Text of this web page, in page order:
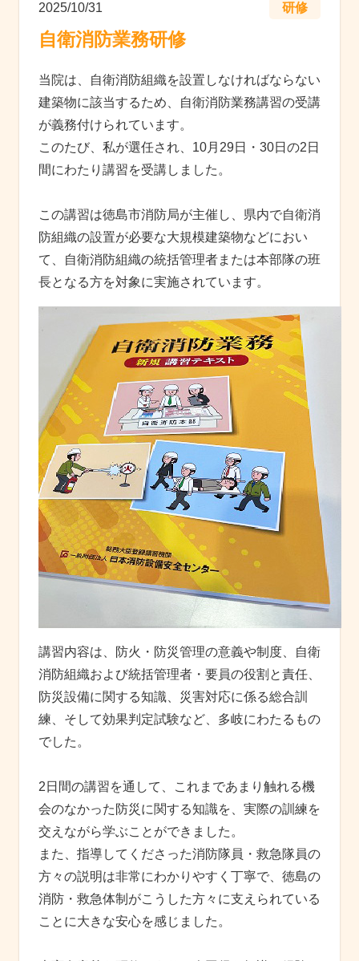
研修
2025/10/31
自衛消防業務研修
当院は、自衛消防組織を設置しなければならない
建築物に該当するため、自衛消防業務講習の受講
が義務付けられています。
このたび、私が選任され、10月29日・30日の2日
間にわたり講習を受講しました。
この講習は徳島市消防局が主催し、県内で自衛消
防組織の設置が必要な大規模建築物などにおい
て、自衛消防組織の統括管理者または本部隊の班
長となる方を対象に実施されています。
講習内容は、防火・防災管理の意義や制度、自衛
消防組織および統括管理者・要員の役割と責任、
防災設備に関する知識、災害対応に係る総合訓
練、そして効果判定試験など、多岐にわたるもの
でした。
2日間の講習を通して、これまであまり触れる機
会のなかった防災に関する知識を、実際の訓練を
交えながら学ぶことができました。
また、指導してくださった消防隊員・救急隊員の
方々の説明は非常にわかりやすく丁寧で、徳島の
消防・救急体制がこうした方々に支えられている
ことに大きな安心を感じました。